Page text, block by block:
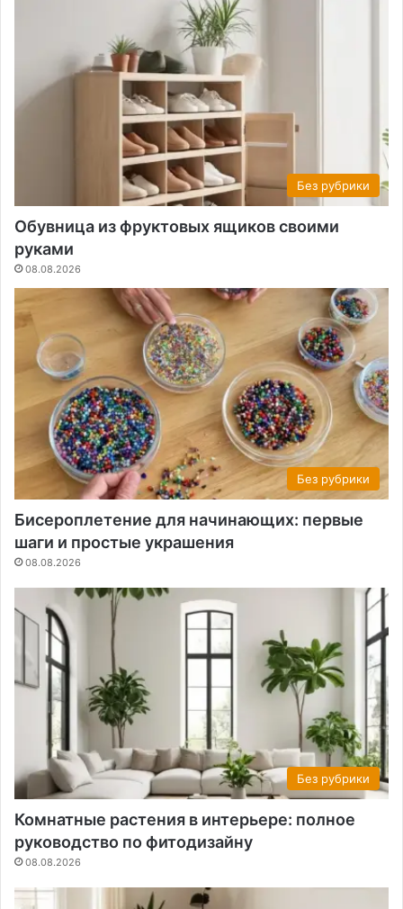
Без рубрики
Обувница из фруктовых ящиков своими
руками
08.08.2026
Без рубрики
Бисероплетение для начинающих: первые
шаги и простые украшения
08.08.2026
Без рубрики
Комнатные растения в интерьере: полное
руководство по фитодизайну
08.08.2026